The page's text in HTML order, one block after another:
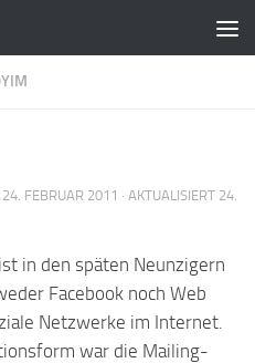
24. FEBRUAR 2011 · AKTUALISIERT 24.
in den späten Neunzigern
Facebook noch Web
Netzwerke im Internet.
war die Mailing-